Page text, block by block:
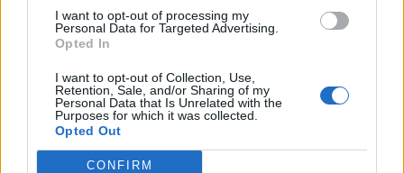
I want to opt-out of processing my
Personal Data for Targeted Advertising.
Opted In
I want to opt-out of Collection, Use,
Retention, Sale, and/or Sharing of my
Personal Data that Is Unrelated with the
Purposes for which it was collected.
Opted Out
CONFIRM
divisioonassa – sai samasta tilanteesta
50 jäähyminuuttia
Kanada – USA klo 15:10 – näin katsot
ottelun ilmaiseksi TV:stä